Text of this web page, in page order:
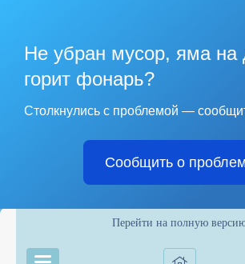
Не убран мусор, яма на
горит фонарь?
Столкнулись с проблемой —
Сообщить о
Перейти на полную